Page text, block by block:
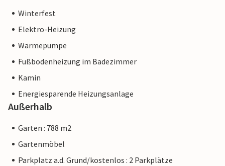
Winterfest
Elektro-Heizung
Wärmepumpe
Fußbodenheizung im Badezimmer
Kamin
Energiesparende Heizungsanlage
Außerhalb
Garten : 788 m2
Gartenmöbel
Parkplatz a.d. Grund/kostenlos : 2 Parkplätze